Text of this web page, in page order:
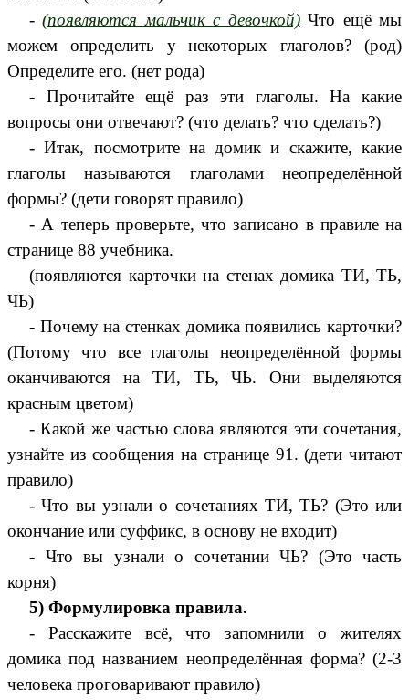
-(появляются мальчик с девочкой)Что ещё мы
можем определить у некоторых глаголов? (род)
Определите его. (нет рода)
- Прочитайте ещё раз эти глаголы. На какие
вопросы они отвечают? (что делать? что сделать?)
- Итак, посмотрите на домик и скажите, какие
глаголы называются глаголами неопределённой
формы? (дети говорят правило)
- А теперь проверьте, что записано в правиле на
странице 88 учебника.
(появляются карточки на стенах домика ТИ, ТЬ,
ЧЬ)
- Почему на стенках домика появились карточки?
(Потому что все глаголы неопределённой формы
оканчиваются на ТИ, ТЬ, ЧЬ. Они выделяются
красным цветом)
- Какой же частью слова являются эти сочетания,
узнайте из сообщения на странице 91. (дети читают
правило)
- Что вы узнали о сочетаниях ТИ, ТЬ? (Это или
окончание или суффикс, в основу не входит)
- Что вы узнали о сочетании ЧЬ? (Это часть
корня)
5) Формулировка правила.
- Расскажите всё, что запомнили о жителях
домика под названием неопределённая форма? (2-3
человека проговаривают правило)